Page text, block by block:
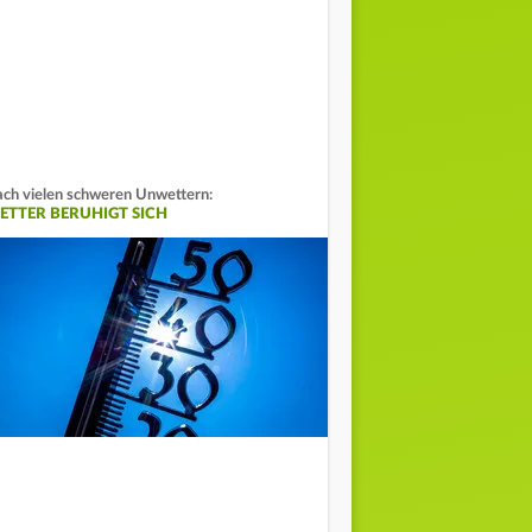
vielen schweren Unwettern:
BERUHIGT SICH